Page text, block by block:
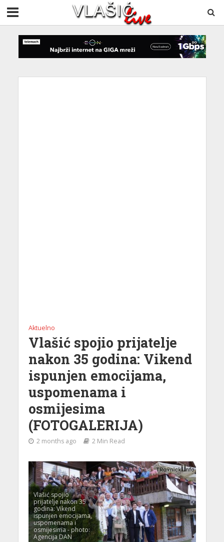
Aktuelno
Vlašić spojio prijatelje
nakon 35 godina: Vikend
ispunjen emocijama,
uspomenama i
osmijesima
(FOTOGALERIJA)
2 months ago 2 Min Read
Vlašić spojio
prijatelje nakon 35
godina: Vikend
ispunjen emocijama,
uspomenama i
osmijesima - photo:
Agencija DAN